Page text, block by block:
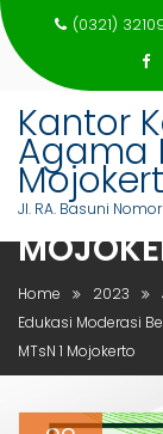
Skip
to
content
(0321)
Kantor
Agama
Jl. RA. Basuni
OLEH
Home 2023
Edukasi Moderasi
MTsN 1 Mojokerto